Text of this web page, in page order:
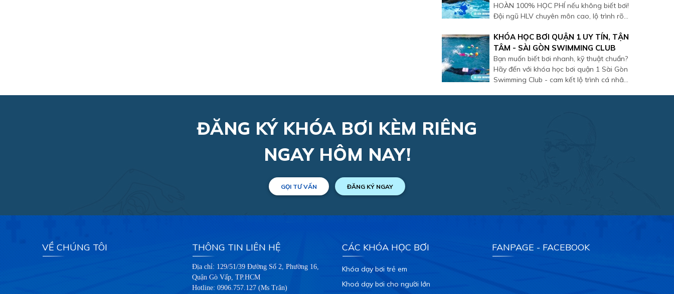
HOÀN 100% HỌC PHÍ nếu không biết bơi!
Đội ngũ HLV chuyên môn cao, lộ trình rõ
ngay tại không gian riêng.
KHÓA HỌC BƠI QUẬN 1 UY TÍN, TẬN
TÂM - SÀI GÒN SWIMMING CLUB
Bạn muốn biết bơi nhanh, kỹ thuật chuẩn?
Hãy đến với khóa học bơi quận 1 Sài Gòn
Swimming Club - cam kết lộ trình cá nhân
ĐĂNG KÝ KHÓA BƠI KÈM RIÊNG
NGAY HÔM NAY!
GỌI TƯ VẤN ĐĂNG KÝ NGAY
VỀ CHÚNG TÔI THÔNG TIN LIÊN HỆ
Địa chỉ: 129/51/39 Đường Số 2, Phường 16,
Quận Gò Vấp, TP.HCM
Hotline: 0906.757.127 (Ms Trân)
CÁC KHÓA HỌC BƠI
Khóa dạy bơi trẻ em
Khoá dạy bơi cho người lớn
FANPAGE - FACEBOOK